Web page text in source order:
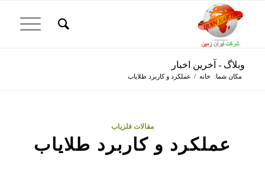
وبلاگ - آخرین اخبار
مکان شما: خانه / عملکرد و کاربرد طلایاب
مقالات فلزیاب
عملکرد و کاربرد طلایاب